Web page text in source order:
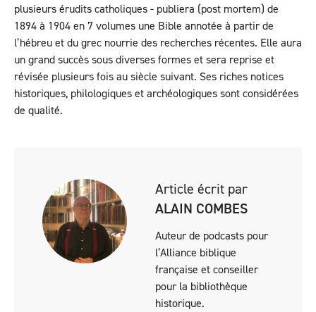
plusieurs érudits catholiques - publiera (post mortem) de
1894 à 1904 en 7 volumes une Bible annotée à partir de
l’hébreu et du grec nourrie des recherches récentes. Elle aura
un grand succès sous diverses formes et sera reprise et
révisée plusieurs fois au siècle suivant. Ses riches notices
historiques, philologiques et archéologiques sont considérées
de qualité.
Article écrit par
ALAIN COMBES
Auteur de podcasts pour
l’Alliance biblique
française et conseiller
pour la bibliothèque
historique.